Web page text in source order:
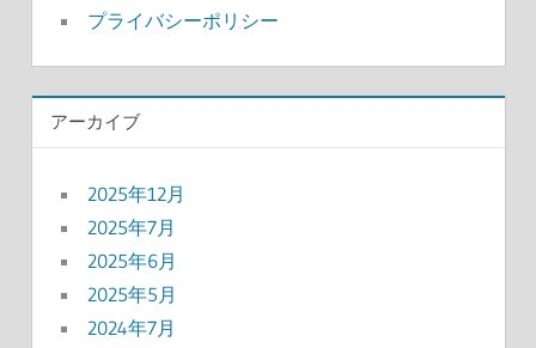
プライバシーポリシー
アーカイブ
2025年12月
2025年7月
2025年6月
2025年5月
2024年7月